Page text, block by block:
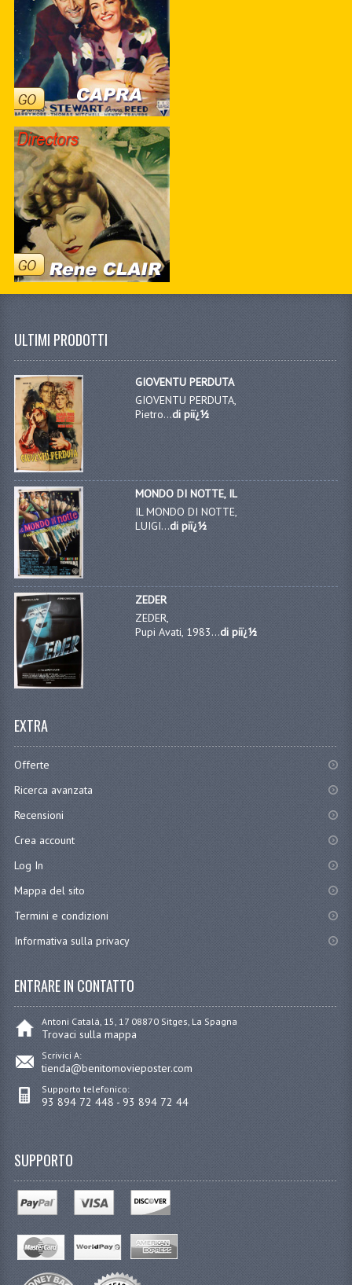
ULTIMI PRODOTTI
GIOVENTU PERDUTA
GIOVENTU PERDUTA,
Pietro...di piï¿½
MONDO DI NOTTE, IL
IL MONDO DI NOTTE,
LUIGI...di piï¿½
ZEDER
ZEDER,
Pupi Avati, 1983...di piï¿½
EXTRA
Offerte
Ricerca avanzata
Recensioni
Crea account
Log In
Mappa del sito
Termini e condizioni
Informativa sulla privacy
ENTRARE IN CONTATTO
Antoni Catalá, 15, 17 08870 Sitges, La Spagna
Trovaci sulla mappa
Scrivici A:
tienda@benitomovieposter.com
Supporto telefonico:
93 894 72 448 - 93 894 72 44
SUPPORTO